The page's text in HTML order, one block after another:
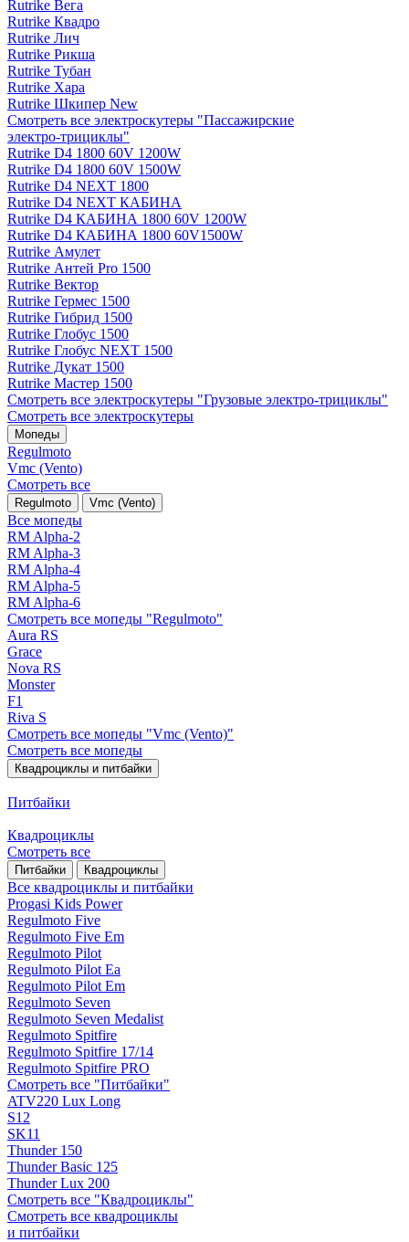
Rutrike Вега
Rutrike Квадро
Rutrike Лич
Rutrike Рикша
Rutrike Тубан
Rutrike Хара
Rutrike Шкипер New
Смотреть все электро­скутеры "Пассажирские
электро‑трициклы"
Rutrike D4 1800 60V 1200W
Rutrike D4 1800 60V 1500W
Rutrike D4 NEXT 1800
Rutrike D4 NEXT КАБИНА
Rutrike D4 КАБИНА 1800 60V 1200W
Rutrike D4 КАБИНА 1800 60V1500W
Rutrike Амулет
Rutrike Антей Pro 1500
Rutrike Вектор
Rutrike Гермес 1500
Rutrike Гибрид 1500
Rutrike Глобус 1500
Rutrike Глобус NEXT 1500
Rutrike Дукат 1500
Rutrike Мастер 1500
Смотреть все электро­скутеры "Грузовые электро‑трициклы"
Смотреть все электро­скутеры
Мопеды
Regulmoto
Vmc (Vento)
Смотреть все
Regulmoto Vmc (Vento)
Все мопеды
RM Alpha-2
RM Alpha-3
RM Alpha-4
RM Alpha-5
RM Alpha-6
Смотреть все мопеды "Regulmoto"
Aura RS
Grace
Nova RS
Monster
F1
Riva S
Смотреть все мопеды "Vmc (Vento)"
Смотреть все мопеды
Квадроциклы и питбайки
Питбайки
Квадроциклы
Смотреть все
Питбайки Квадроциклы
Все квадроциклы и питбайки
Progasi Kids Power
Regulmoto Five
Regulmoto Five Em
Regulmoto Pilot
Regulmoto Pilot Ea
Regulmoto Pilot Em
Regulmoto Seven
Regulmoto Seven Medalist
Regulmoto Spitfire
Regulmoto Spitfire 17/14
Regulmoto Spitfire PRO
Смотреть все "Питбайки"
ATV220 Lux Long
S12
SK11
Thunder 150
Thunder Basic 125
Thunder Lux 200
Смотреть все "Квадроциклы"
Смотреть все квадроциклы
и питбайки